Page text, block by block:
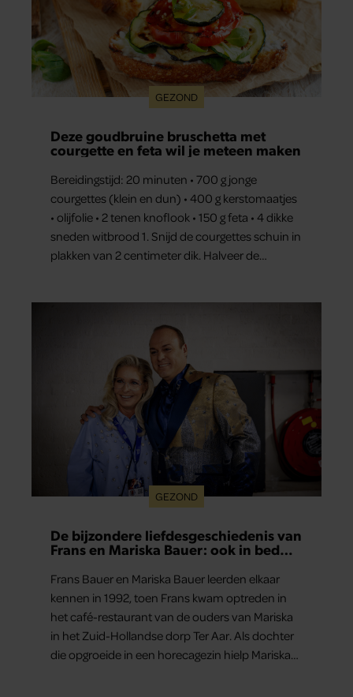
GEZOND
Deze goudbruine bruschetta met
courgette en feta wil je meteen maken
Bereidingstijd: 20 minuten • 700 g jonge
courgettes (klein en dun) • 400 g kerstomaatjes
• olijfolie • 2 tenen knoflook • 150 g feta • 4 dikke
sneden witbrood 1. Snijd de courgettes schuin in
plakken van 2 centimeter dik. Halveer de
GEZOND
De bijzondere liefdesgeschiedenis van
Frans en Mariska Bauer: ook in bed
Frans Bauer en Mariska Bauer leerden elkaar
kennen in 1992, toen Frans kwam optreden in
het café-restaurant van de ouders van Mariska
in het Zuid-Hollandse dorp Ter Aar. Als dochter
die opgroeide in een horecagezin hielp Mariska